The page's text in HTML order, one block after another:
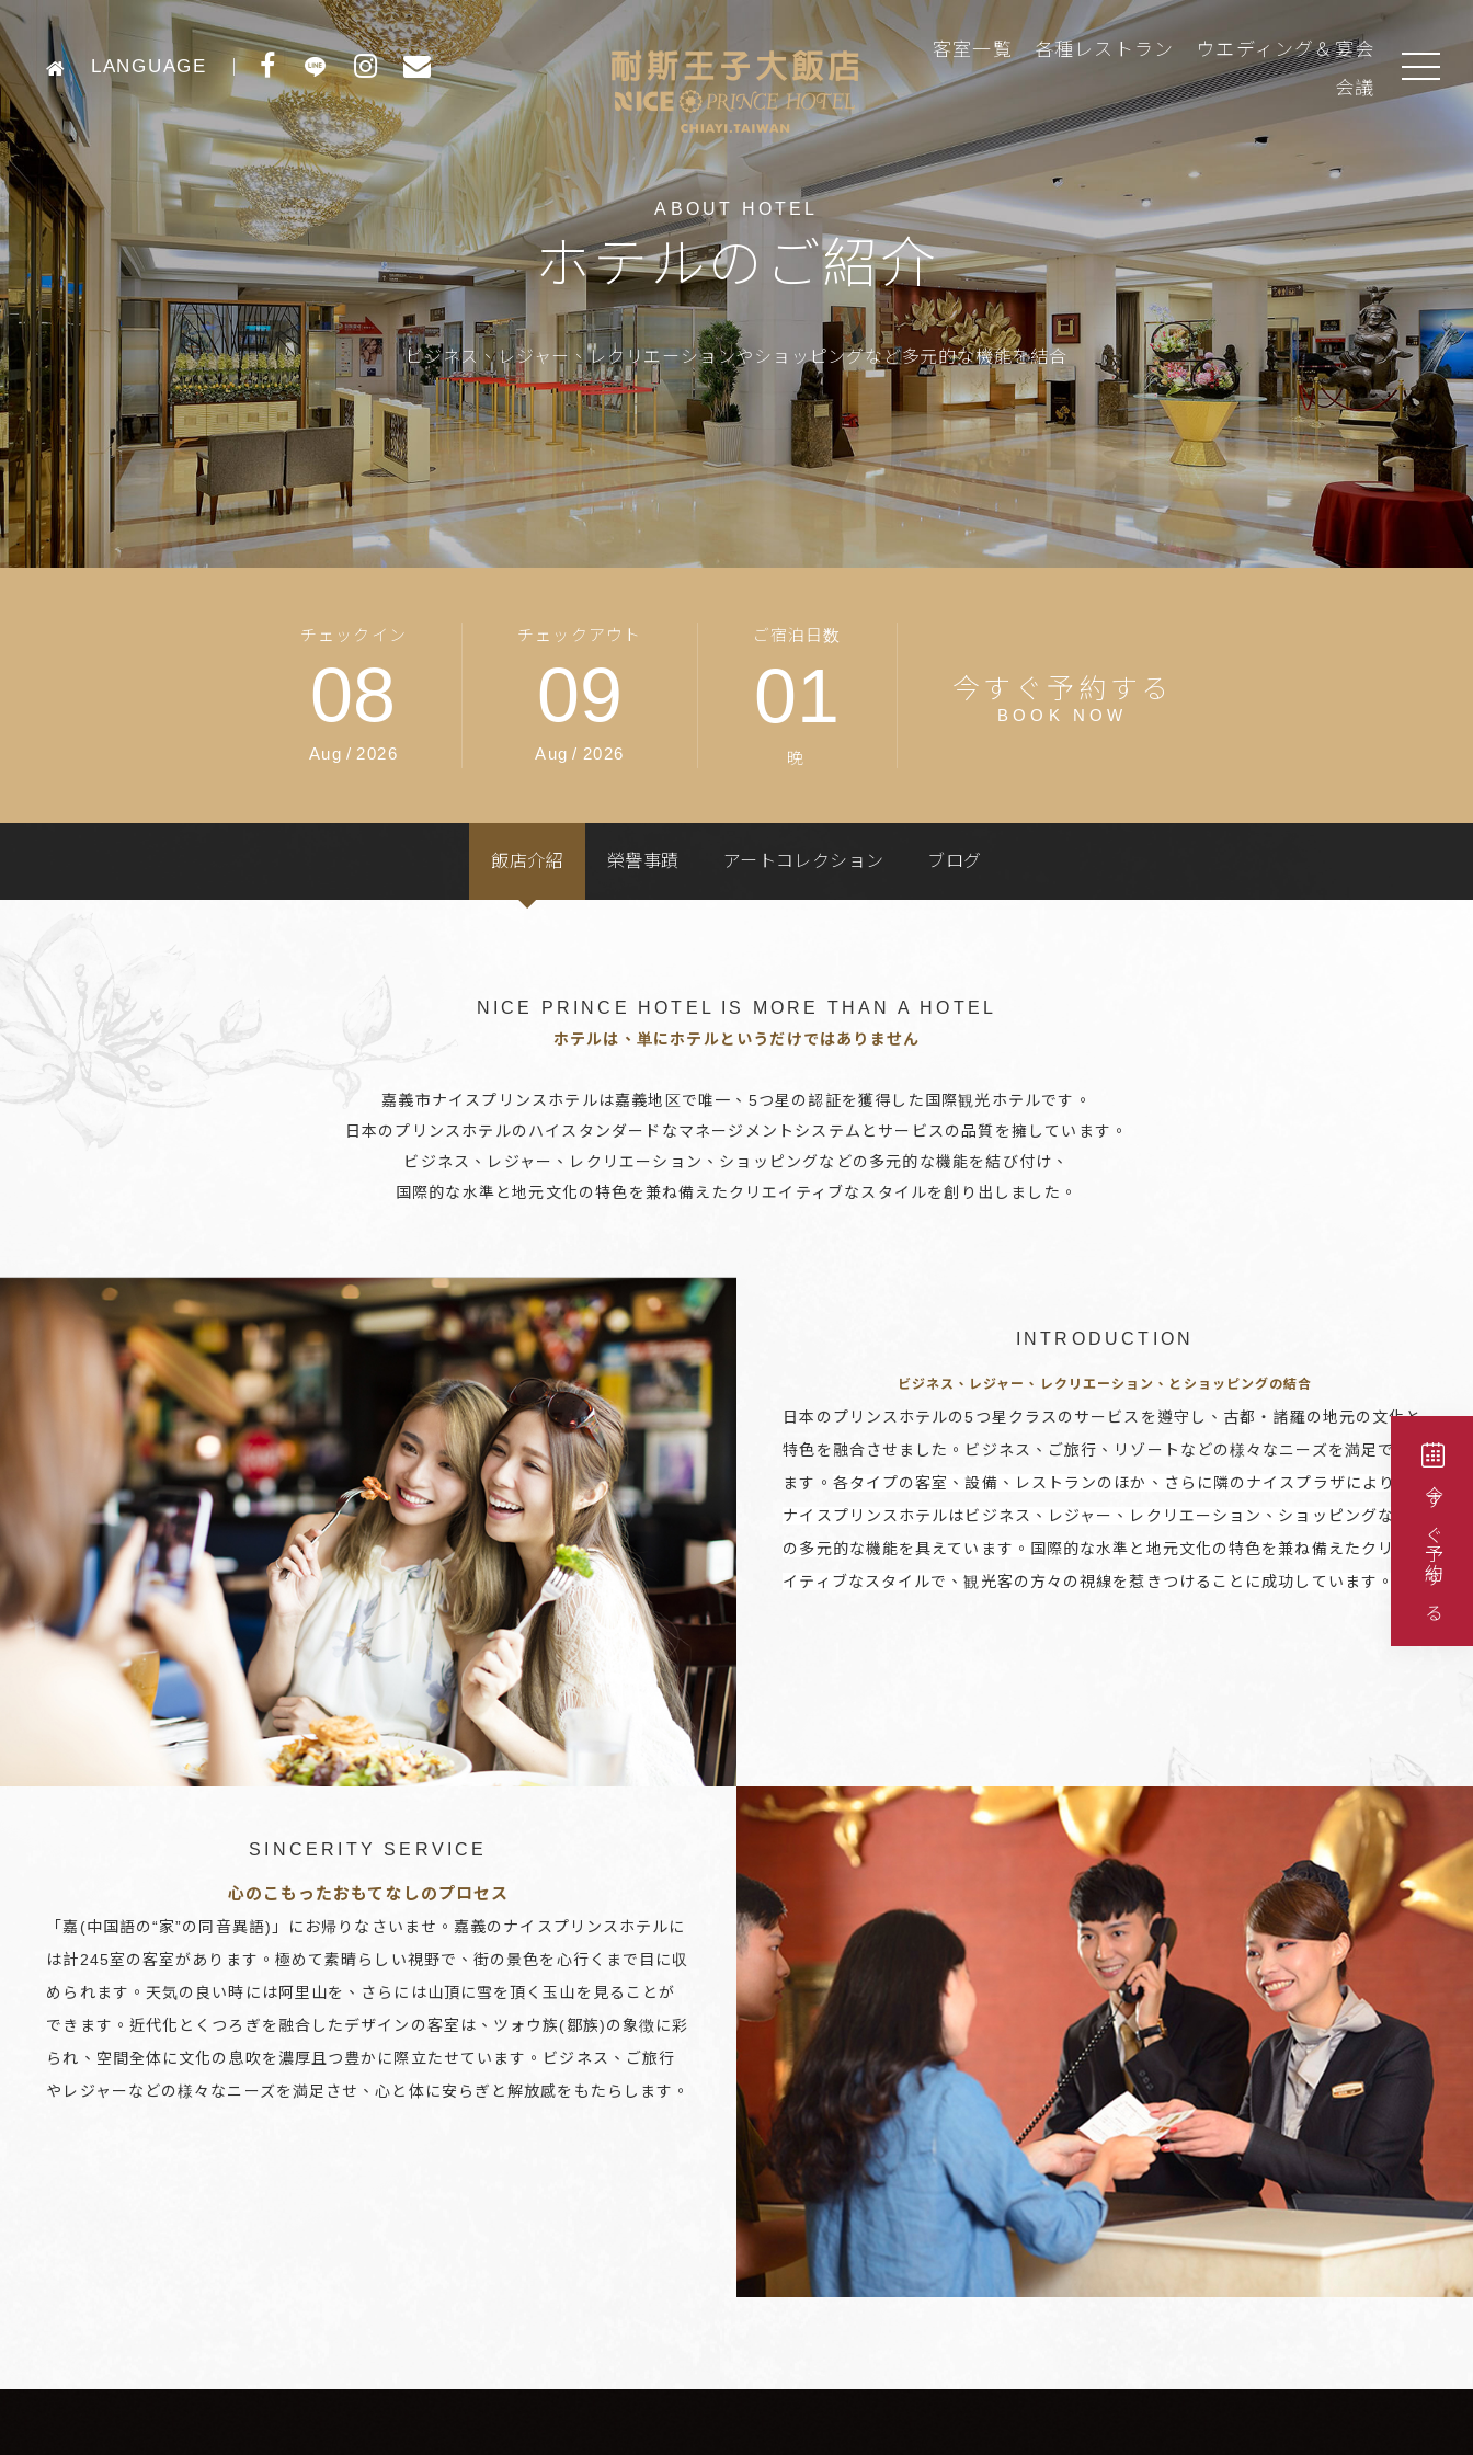
LANGUAGE
客室一覧 各種レストラン
ウエディング＆宴会
会議
ABOUT HOTEL
ホテルのご紹介
ビジネス、レジャー、レクリエーションやショッピングなど多元的な機能を結合
チェックイン
08
Aug / 2026
チェックアウト
09
Aug / 2026
ご宿泊日数
01
晚
今すぐ予約する
BOOK NOW
飯店介紹 榮譽事蹟 アートコレクション ブログ
NICE PRINCE HOTEL IS MORE THAN A HOTEL
ホテルは、単にホテルというだけではありません
嘉義市ナイスプリンスホテルは嘉義地区で唯一、5つ星の認証を獲得した国際観光ホテルです。
日本のプリンスホテルのハイスタンダードなマネージメントシステムとサービスの品質を擁しています。
ビジネス、レジャー、レクリエーション、ショッピングなどの多元的な機能を結び付け、
国際的な水準と地元文化の特色を兼ね備えたクリエイティブなスタイルを創り出しました。
INTRODUCTION
ビジネス、レジャー、レクリエーション、とショッピングの結合
日本のプリンスホテルの5つ星クラスのサービスを遵守し、古都・諸羅の地元の文化と
特色を融合させました。ビジネス、ご旅行、リゾートなどの様々なニーズを満足でき
ます。 各タイプの客室、設備、レストランのほか、さらに隣のナイスプラザにより、
ナイスプリンスホテルはビジネス、レジャー、レクリエーション、ショッピングなど
の多元的な機能を具えています。国際的な水準と地元文化の特色を兼ね備えたクリエ
イティブなスタイルで、観光客の方々の視線を惹きつけることに成功しています。
SINCERITY SERVICE
心のこもったおもてなしのプロセス
「嘉(中国語の“家”の同音異語)」にお帰りなさいませ。嘉義のナイスプリンスホテルに
は計245室の客室があります。極めて素晴らしい視野で、街の景色を心行くまで目に収
められます。天気の良い時には阿里山を、さらには山頂に雪を頂く玉山を見ることが
できます。近代化とくつろぎを融合したデザインの客室は、ツォウ族(鄒族)の象徴に彩
られ、空間全体に文化の息吹を濃厚且つ豊かに際立たせています。ビジネス、ご旅行
やレジャーなどの様々なニーズを満足させ、心と体に安らぎと解放感をもたらします。
今すぐ予約する